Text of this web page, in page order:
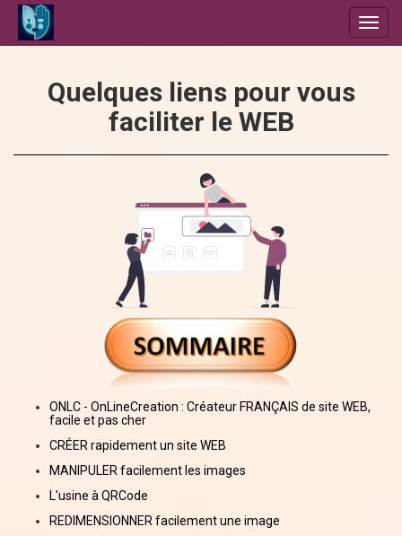
Quelques liens pour vous
faciliter le WEB
ONLC - OnLineCreation : Créateur FRANÇAIS de site WEB,
facile et pas cher
CRÉER rapidement un site WEB
MANIPULER facilement les images
L'usine à QRCode
REDIMENSIONNER facilement une image